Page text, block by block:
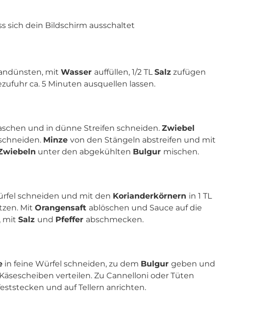
sich dein Bildschirm ausschaltet
mit Wasser auffüllen, 1/2 TLSalz zufügen
ca. 5 Minuten ausquellen lassen.
und in dünne Streifen schneiden. Zwiebel
Minze von den Stängeln abstreifen und mit
unter den abgekühlten Bulgur mischen.
schneiden und mit den Korianderkörnern in 1 TL
Mit Orangensaft ablöschen und Sauce auf die
mit Salz und Pfeffer abschmecken.
in feine Würfel schneiden, zu dem Bulgur geben und
verteilen. Zu Cannelloni oder Tüten
und auf Tellern anrichten.